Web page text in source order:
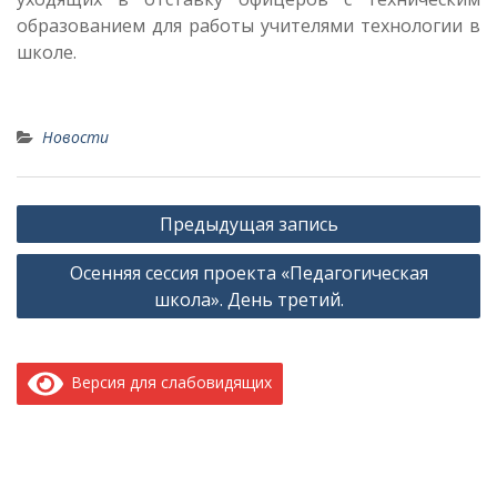
образованием для работы учителями технологии в
школе.
Новости
Навигация
по
записям
Предыдущая запись
Осенняя сессия проекта «Педагогическая
школа». День третий.
Версия для слабовидящих